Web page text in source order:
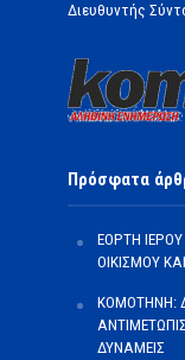
Διευθυντής
Πρόσφατα
ΕΟΡΤΗ
ΟΙΚΙΣΜΟΥ
ΚΟΜΟΤΗΝΗ:
ΔΥΝΑΜΕΙΣ